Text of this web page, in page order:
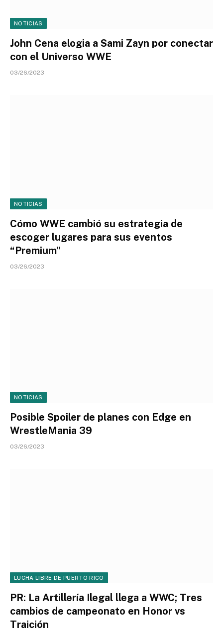
NOTICIAS
John Cena elogia a Sami Zayn por conectar
con el Universo WWE
03/26/2023
NOTICIAS
Cómo WWE cambió su estrategia de
escoger lugares para sus eventos
“Premium”
03/26/2023
NOTICIAS
Posible Spoiler de planes con Edge en
WrestleMania 39
03/26/2023
LUCHA LIBRE DE PUERTO RICO
PR: La Artillería Ilegal llega a WWC; Tres
cambios de campeonato en Honor vs
Traición